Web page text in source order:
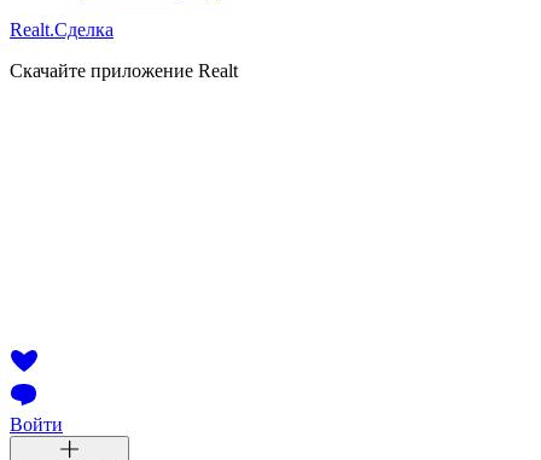
Realt.Сделка
Скачайте приложение Realt
Войти